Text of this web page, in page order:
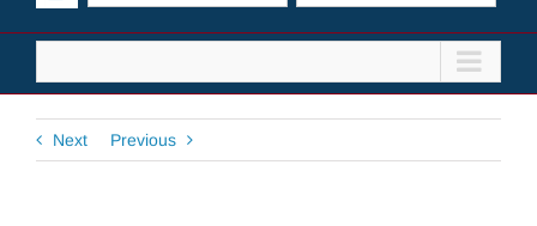
Previous
Next